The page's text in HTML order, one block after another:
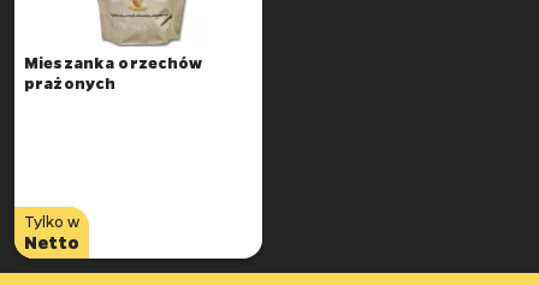
Mieszanka orzechów
prażonych
Tylko w
Netto